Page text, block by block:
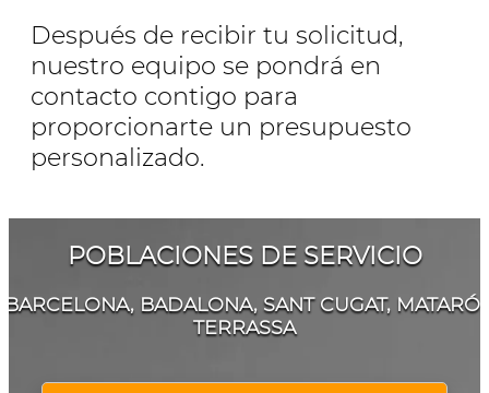
Después de recibir tu solicitud,
nuestro equipo se pondrá en
contacto contigo para
proporcionarte un presupuesto
personalizado.
POBLACIONES DE SERVICIO
BARCELONA, BADALONA, SANT CUGAT, MATARÓ,
TERRASSA